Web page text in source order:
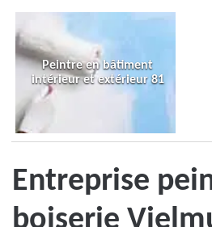
Peintre en bâtiment
intérieur et extérieur 81
Entreprise
boiserie